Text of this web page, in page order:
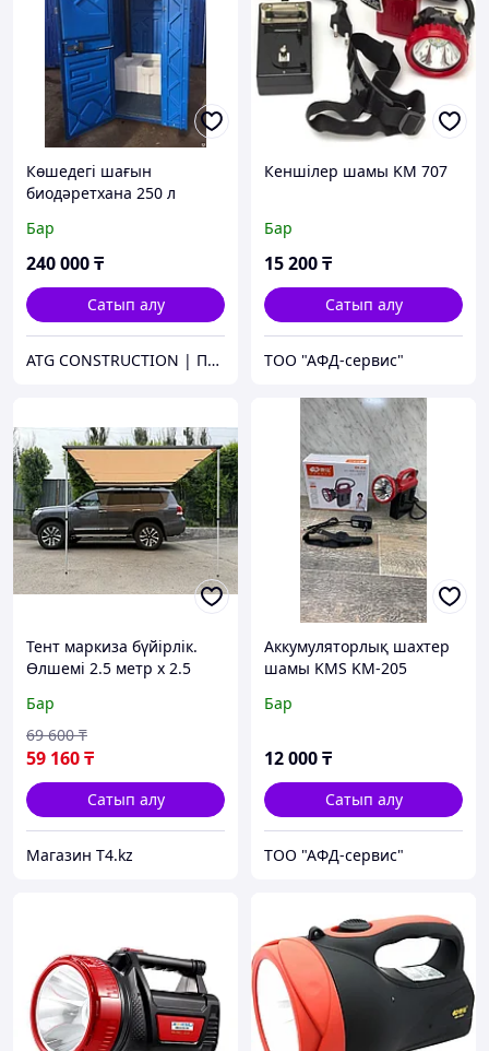
Көшедегі шағын
биодәретхана 250 л
Бар
240 000₸
Сатып алу
ATG CONSTRUCTION | Продажа и аренда строительного оборудования, газона, биотуалетов
Кеншілер шамы KM 707
Бар
15 200₸
Сатып алу
ТОО "АФД-сервис"
Тент маркиза бүйірлік.
Өлшемі 2.5 метр х 2.5
Бар
59 160₸
69 600 ₸
Сатып алу
Магазин T4.kz
Аккумуляторлық шахтер
шамы KMS KM-205
Бар
12 000₸
Сатып алу
ТОО "АФД-сервис"